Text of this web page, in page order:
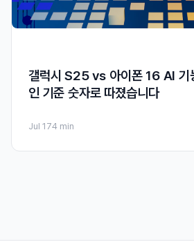
갤럭시 S25 vs 아이폰 16 AI 기
인 기준 숫자로 따졌습니다
Jul 174 min